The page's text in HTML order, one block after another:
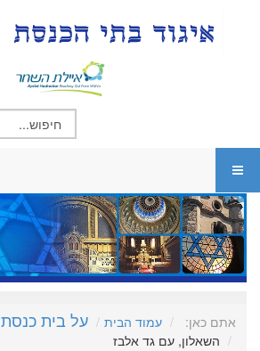
אתם כאן: עמוד הבית על בית כנסת
השאלון, עם גד אלבז